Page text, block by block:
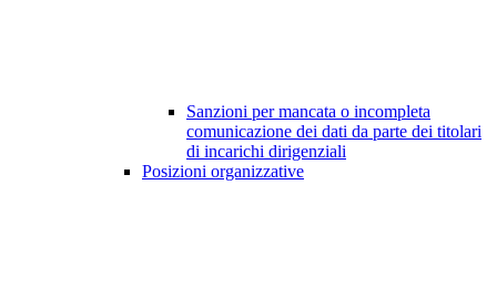
Sanzioni per mancata o incompleta
comunicazione dei dati da parte dei titolari
di incarichi dirigenziali
Posizioni organizzative